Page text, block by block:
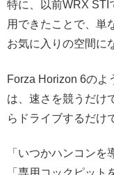
特に、以前WRX STI
用できたことで、単
お気に入りの空間に
Forza Horizon 6のよ
は、速さを競うだけ
らドライブするだけ
「いつかハンコンを
「専用コックピット